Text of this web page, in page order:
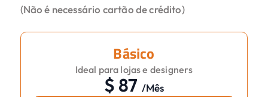
(Não é necessário cartão de crédito)
Básico
Ideal para lojas e designers
$ 87 /Mês